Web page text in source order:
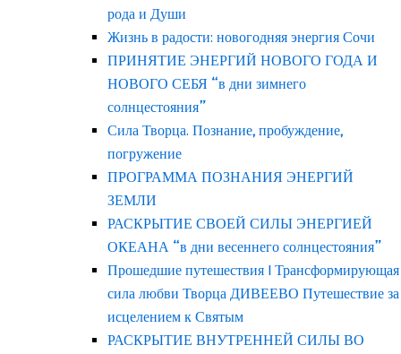
рода и Души
Жизнь в радости: новогодняя энергия Сочи
ПРИНЯТИЕ ЭНЕРГИЙ НОВОГО ГОДА И
НОВОГО СЕБЯ “в дни зимнего
солнцестояния”
Сила Творца. Познание, пробуждение,
погружение
ПРОГРАММА ПОЗНАНИЯ ЭНЕРГИЙ
ЗЕМЛИ
РАСКРЫТИЕ СВОЕЙ СИЛЫ ЭНЕРГИЕЙ
ОКЕАНА “в дни весеннего солнцестояния”
Прошедшие путешествия | Трансформирующая
сила любви Творца ДИВЕЕВО Путешествие за
исцелением к Святым
РАСКРЫТИЕ ВНУТРЕННЕЙ СИЛЫ ВО